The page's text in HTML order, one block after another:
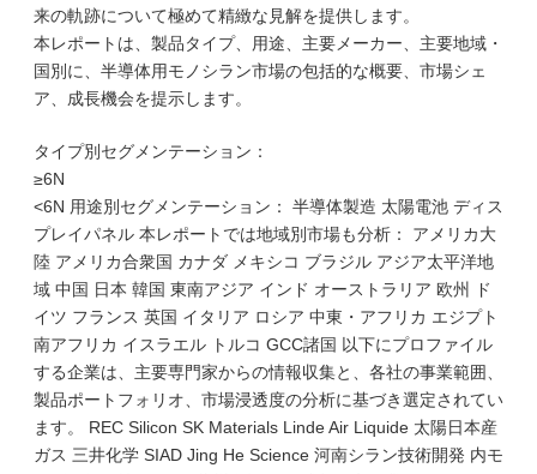
来の軌跡について極めて精緻な見解を提供します。
本レポートは、製品タイプ、用途、主要メーカー、主要地域・
国別に、半導体用モノシラン市場の包括的な概要、市場シェ
ア、成長機会を提示します。
タイプ別セグメンテーション：
≥6N
<6N 用途別セグメンテーション： 半導体製造 太陽電池 ディス
プレイパネル 本レポートでは地域別市場も分析： アメリカ大
陸 アメリカ合衆国 カナダ メキシコ ブラジル アジア太平洋地
域 中国 日本 韓国 東南アジア インド オーストラリア 欧州 ド
イツ フランス 英国 イタリア ロシア 中東・アフリカ エジプト
南アフリカ イスラエル トルコ GCC諸国 以下にプロファイル
する企業は、主要専門家からの情報収集と、各社の事業範囲、
製品ポートフォリオ、市場浸透度の分析に基づき選定されてい
ます。 REC Silicon SK Materials Linde Air Liquide 太陽日本産
ガス 三井化学 SIAD Jing He Science 河南シラン技術開発 内モ